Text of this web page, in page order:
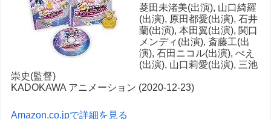
菱田未渚美(出演), 山口綺羅
(出演), 原田都愛(出演), 石井
蘭(出演), 本田翼(出演), 関口
メンディ(出演), 斎藤工(出
演), 石田ニコル(出演), ぺえ
(出演), 山口莉愛(出演), 三池
崇史(監督)
KADOKAWA アニメーション (2020-12-23)
Amazon.co.jpで詳細を見る